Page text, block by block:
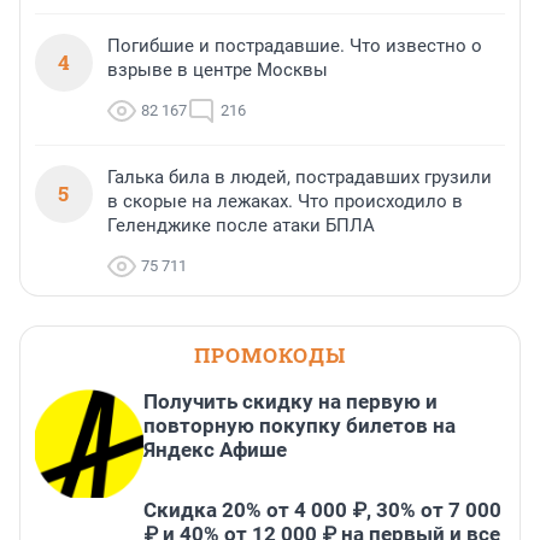
4
Погибшие и пострадавшие. Что известно о
взрыве в центре Москвы
82 167 216
5
Галька била в людей, пострадавших грузили
в скорые на лежаках. Что происходило в
Геленджике после атаки БПЛА
75 711
ПРОМОКОДЫ
Получить скидку на первую и
повторную покупку билетов на
Яндекс Афише
Скидка 20% от 4 000 ₽, 30% от 7 000
₽ и 40% от 12 000 ₽ на первый и все